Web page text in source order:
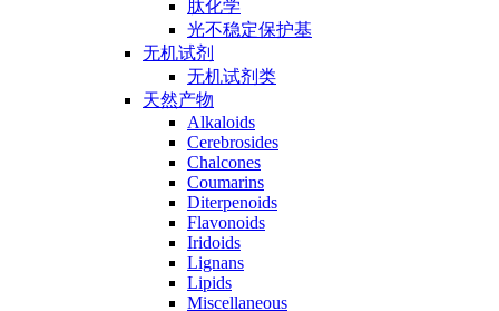
肽化学
光不稳定保护基
无机试剂
无机试剂类
天然产物
Alkaloids
Cerebrosides
Chalcones
Coumarins
Diterpenoids
Flavonoids
Iridoids
Lignans
Lipids
Miscellaneous